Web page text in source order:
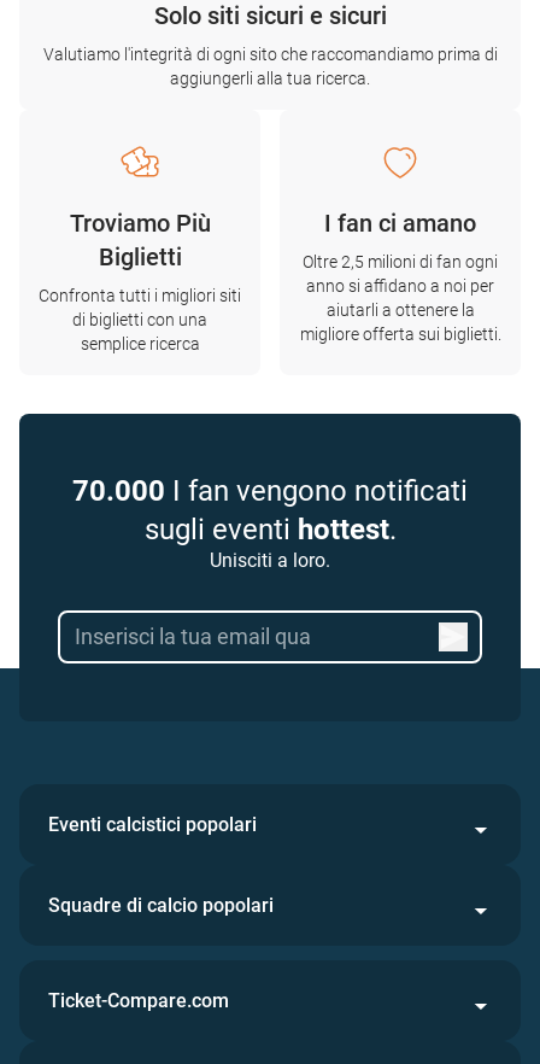
Solo siti sicuri e sicuri
Valutiamo l'integrità di ogni sito che raccomandiamo prima di
aggiungerli alla tua ricerca.
Troviamo Più
Biglietti
Confronta tutti i migliori siti
di biglietti con una
semplice ricerca
I fan ci amano
Oltre 2,5 milioni di fan ogni
anno si affidano a noi per
aiutarli a ottenere la
migliore offerta sui biglietti.
70.000 I fan vengono notificati
sugli eventi hottest.
Unisciti a loro.
Eventi calcistici popolari
Squadre di calcio popolari
Ticket-Compare.com